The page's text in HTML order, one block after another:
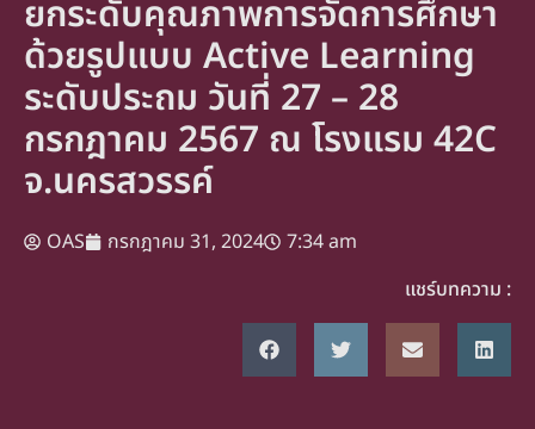
ยกระดับคุณภาพการจัดการศึกษา
ด้วยรูปแบบ Active Learning
ระดับประถม วันที่ 27 – 28
กรกฎาคม 2567 ณ โรงแรม 42C
จ.นครสวรรค์
OAS กรกฎาคม 31, 2024
7:34 am
แชร์บทความ :